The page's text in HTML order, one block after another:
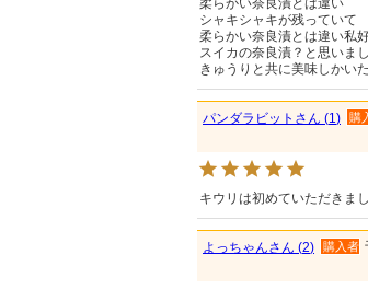
柔らかい奈良漬とは違い
シャキシャキが残っていて
柔らかい奈良漬とは違い私
スイカの奈良漬？と思いま
きゅうりと共に美味しかい
パンダラビット 1 購
キウリは初めていただきま
よっちゃん 2 購入者